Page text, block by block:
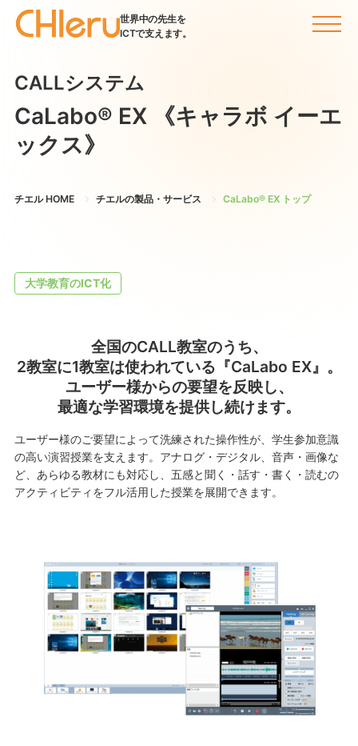
世界中の先生を
ICTで支えます。
CALLシステム
CaLabo® EX
《キャラボ イーエ
ックス》
チエル HOME チエルの製品・サービス CaLabo® EX トップ
大学教育のICT化
全国のCALL教室のうち、
2教室に1教室は使われている『CaLabo EX』。
ユーザー様からの要望を反映し、
最適な学習環境を提供し続けます。
ユーザー様のご要望によって洗練された操作性が、学生参加意識
の高い演習授業を支えます。アナログ・デジタル、音声・画像な
ど、あらゆる教材にも対応し、五感と聞く・話す・書く・読むの
アクティビティをフル活用した授業を展開できます。